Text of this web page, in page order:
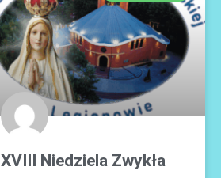
XVIII Niedziela Zwykła